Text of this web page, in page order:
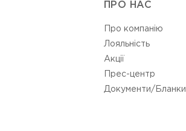
ПРО НАС
Про компанію
Лояльність
Акції
Прес-центр
Документи/Бланки